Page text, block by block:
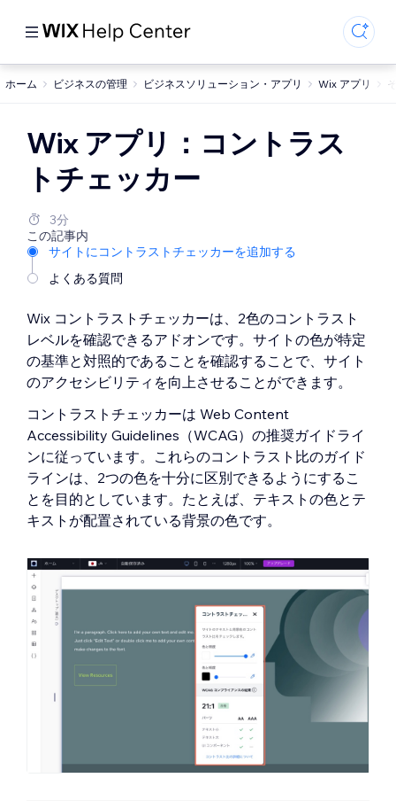
ホーム ビジネスの管理 ビジネスソリューション・アプリ Wix アプリ
Wix アプリ：コントラス
トチェッカー
3分
この記事内
サイトにコントラストチェッカーを追加する
よくある質問
Wix コントラストチェッカーは、2色のコントラスト
レベルを確認できるアドオンです。サイトの色が特定
の基準と対照的であることを確認することで、サイト
のアクセシビリティを向上させることができます。
コントラストチェッカーは Web Content
Accessibility Guidelines（WCAG）の推奨ガイドライ
ンに従っています。これらのコントラスト比のガイド
ラインは、2つの色を十分に区別できるようにするこ
とを目的としています。たとえば、テキストの色とテ
キストが配置されている背景の色です。